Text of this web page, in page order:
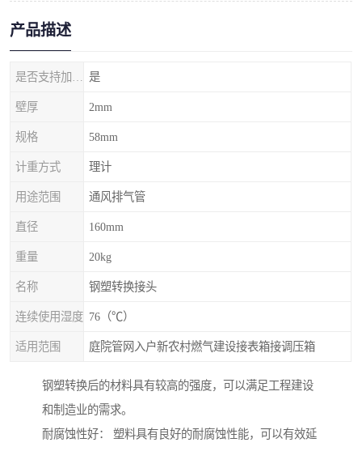
产品描述
是
壁厚 2mm
规格 58mm
计重方式 理计
用途范围 通风排气管
直径 160mm
重量 20kg
名称 钢塑转换接头
连续使用湿度 76（℃）
适用范围 庭院管网入户新农村燃气建设接表箱接调压箱
钢塑转换后的材料具有较高的强度，可以满足工程建设
和制造业的需求。
耐腐蚀性好： 塑料具有良好的耐腐蚀性能，可以有效延